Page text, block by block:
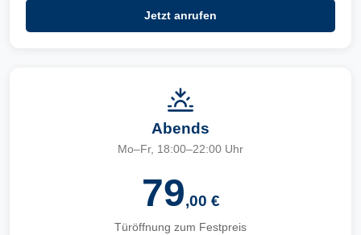
Jetzt anrufen
Abends
Mo–Fr, 18:00–22:00 Uhr
79,00 €
Türöffnung zum Festpreis